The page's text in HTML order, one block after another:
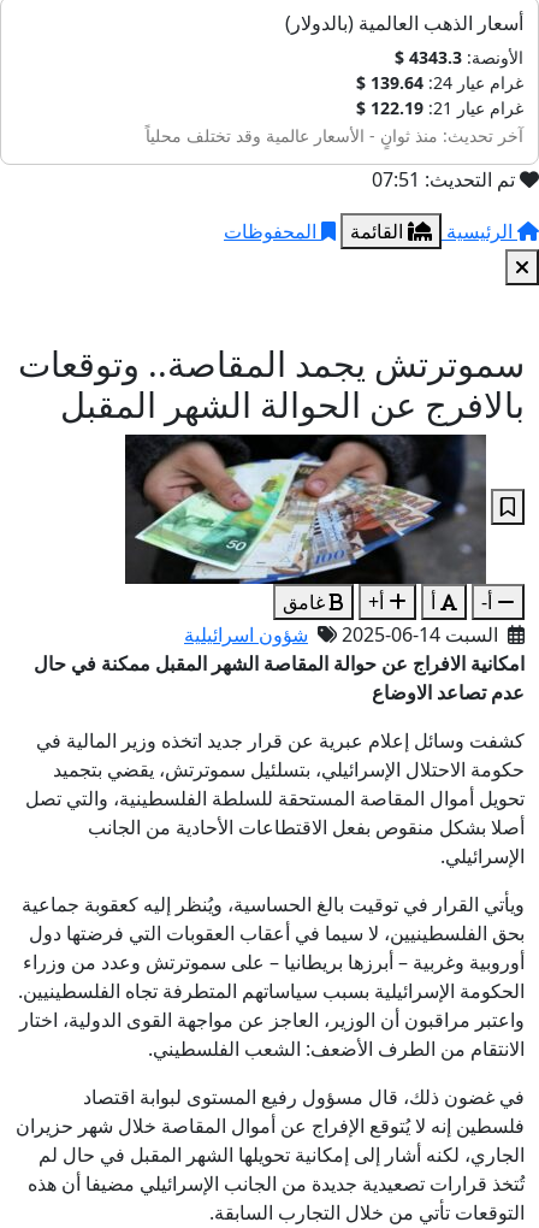
أسعار الذهب العالمية (بالدولار)
الأونصة: 4343.3 $
غرام عيار 24:
139.64 $
غرام عيار 21:
122.19 $
آخر تحديث: منذ ثوانٍ - الأسعار عالمية وقد تختلف محلياً
تم التحديث: 07:51
الرئيسية
القائمة المحفوظات
سموترتش يجمد المقاصة.. وتوقعات
بالافرج عن الحوالة الشهر المقبل
أ- أ أ+
غامق
السبت 14-06-2025
شؤون اسرائيلية
امكانية الافراج عن حوالة المقاصة الشهر المقبل ممكنة في حال
عدم تصاعد الاوضاع
كشفت وسائل إعلام عبرية عن قرار جديد اتخذه وزير المالية في
حكومة الاحتلال الإسرائيلي، بتسلئيل سموترتش، يقضي بتجميد
تحويل أموال المقاصة المستحقة للسلطة الفلسطينية، والتي تصل
أصلا بشكل منقوص بفعل الاقتطاعات الأحادية من الجانب
الإسرائيلي.
ويأتي القرار في توقيت بالغ الحساسية، ويُنظر إليه كعقوبة جماعية
بحق الفلسطينيين، لا سيما في أعقاب العقوبات التي فرضتها دول
أوروبية وغربية – أبرزها بريطانيا – على سموترتش وعدد من وزراء
الحكومة الإسرائيلية بسبب سياساتهم المتطرفة تجاه الفلسطينيين.
واعتبر مراقبون أن الوزير، العاجز عن مواجهة القوى الدولية، اختار
الانتقام من الطرف الأضعف: الشعب الفلسطيني.
في غضون ذلك، قال مسؤول رفيع المستوى لبوابة اقتصاد
فلسطين إنه لا يُتوقع الإفراج عن أموال المقاصة خلال شهر حزيران
الجاري، لكنه أشار إلى إمكانية تحويلها الشهر المقبل في حال لم
تُتخذ قرارات تصعيدية جديدة من الجانب الإسرائيلي مضيفا أن هذه
التوقعات تأتي من خلال التجارب السابقة.